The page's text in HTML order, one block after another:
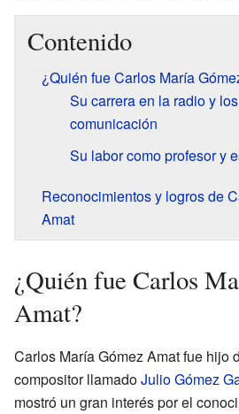
Contenido
¿Quién fue Carlos María
Su carrera en la radio y
comunicación
Su labor como profesor y
Reconocimientos y logros de
Amat
¿Quién fue Carlos
Amat?
Carlos María Gómez Amat fue hijo
compositor llamadoJulio Gómez
mostró un gran interés por el